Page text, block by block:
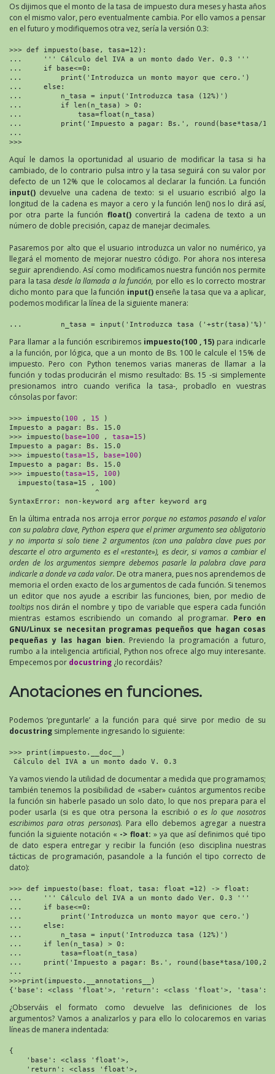
Os dijimos que el monto de la tasa de impuesto dura meses y hasta años
con el mismo valor, pero eventualmente cambia. Por ello vamos a pensar
en el futuro y modifiquemos otra vez, sería la versión 0.3:
>>> def impuesto(base, tasa=12):
...     ''' Cálculo del IVA a un monto dado Ver. 0.3 '''
...     if base<=0:
...         print('Introduzca un monto mayor que cero.')
...     else:
...         n_tasa = input('Introduzca tasa (12%)')
...         if len(n_tasa) > 0:
...             tasa=float(n_tasa)
...         print('Impuesto a pagar: Bs.', round(base*tasa/
...
>>>
Aquí le damos la oportunidad al usuario de modificar la tasa si ha
cambiado, de lo contrario pulsa intro y la tasa seguirá con su valor por
defecto de un 12% que le colocamos al declarar la función. La función
input() devuelve una cadena de texto: si el usuario escribió algo la
longitud de la cadena es mayor a cero y la función len() nos lo dirá así,
por otra parte la función float()convertirá la cadena de texto a un
número de doble precisión, capaz de manejar decimales.
Pasaremos por alto que el usuario introduzca un valor no numérico, ya
llegará el momento de mejorar nuestro código. Por ahora nos interesa
seguir aprendiendo. Así como modificamos nuestra función nos permite
para la tasa desde la llamada a la función, por ello es lo correcto mostrar
dicho monto para que la función input()enseñe la tasa que va a aplicar,
podemos modificar la línea de la siguiente manera:
...         n_tasa = input('Introduzca tasa ('+str(tasa)'%)')
Para llamar a la función escribiremos impuesto(100 , 15) para indicarle
a la función, por lógica, que a un monto de Bs. 100 le calcule el 15% de
impuesto. Pero con Python tenemos varias maneras de llamar a la
función y todas producirán el mismo resultado: Bs. 15 -si simplemente
presionamos intro cuando verifica la tasa-, probadlo en vuestras
cónsolas por favor:
>>> impuesto( 100 , 15 )
Impuesto a pagar: Bs. 15.0
>>> impuesto( base=100 , tasa=15 )
Impuesto a pagar: Bs. 15.0
>>> impuesto(tasa=15 , base=100 )
Impuesto a pagar: Bs. 15.0
>>> impuesto(tasa=15 , 100 )
impuesto(tasa=15 , 100)
                    ^
SyntaxError: non-keyword arg after keyword arg
En la última entrada nos arroja error porque no estamos pasando el valor
con su palabra clave, Python espera que el primer argumento sea obligatorio
y no importa si solo tiene 2 argumentos (con una palabra clave pues por
descarte el otro argumento es el «restante»), es decir, si vamos a cambiar el
orden de los argumentos siempre debemos pasarle la palabra clave para
indicarle a donde va cada valor. De otra manera, pues nos aprendemos de
memoria el orden exacto de los argumentos de cada función. Si tenemos
un editor que nos ayude a escribir las funciones, bien, por medio de
tooltips nos dirán el nombre y tipo de variable que espera cada función
mientras estamos escribiendo un comando al programar. Pero en
GNU/Linux se necesitan programas pequeños que hagan cosas
pequeñas y las hagan bien. Previendo la programación a futuro,
rumbo a la inteligencia artificial, Python nos ofrece algo muy interesante.
Empecemos por docustring ¿lo recordáis?
Anotaciones en funciones.
Podemos ‘preguntarle’ a la función para qué sirve por medio de su
docustring simplemente ingresando lo siguiente:
>>> print(impuesto.__doc__)
Cálculo del IVA a un monto dado V. 0.3
Ya vamos viendo la utilidad de documentar a medida que programamos;
también tenemos la posibilidad de «saber» cuántos argumentos recibe
la función sin haberle pasado un solo dato, lo que nos prepara para el
poder usarla (si es que otra persona la escribió o es lo que nosotros
escribimos para otras personas). Para ello debemos agregar a nuestra
función la siguiente notación « -> float: » ya que así definimos qué tipo
de dato espera entregar y recibir la función (eso disciplina nuestras
tácticas de programación, pasandole a la función el tipo correcto de
dato):
>>> def impuesto(base: float, tasa: float =12) -> float:
...     ''' Cálculo del IVA a un monto dado Ver. 0.3 '''
...     if base<=0:
...         print('Introduzca un monto mayor que cero.')
...     else:
...         n_tasa = input('Introduzca tasa (12%)')
...     if len(n_tasa) > 0:
...         tasa=float(n_tasa)
...     print('Impuesto a pagar: Bs.', round(base*tasa/100,2))
...
>>>print(impuesto.__annotations__)
{'base': <class 'float'>, 'return': <class 'float'>, 'tasa':
¿Observáis el formato como devuelve las definiciones de los
argumentos? Vamos a analizarlos y para ello lo colocaremos en varias
líneas de manera indentada:
{
    'base': <class 'float'>,
    'return': <class 'float'>,